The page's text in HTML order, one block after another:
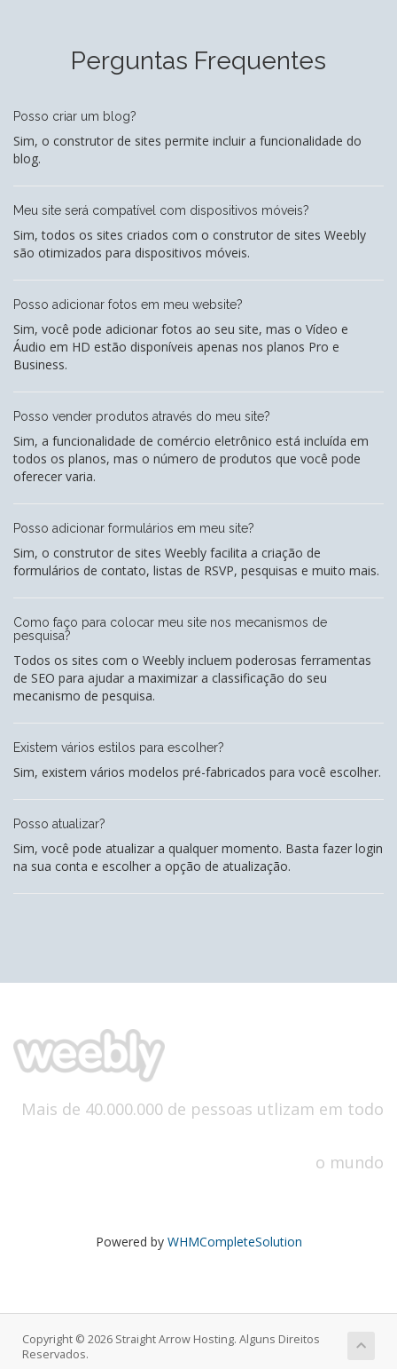
Perguntas Frequentes
Posso criar um blog?
Sim, o construtor de sites permite incluir a funcionalidade do
blog.
Meu site será compatível com dispositivos móveis?
Sim, todos os sites criados com o construtor de sites Weebly
são otimizados para dispositivos móveis.
Posso adicionar fotos em meu website?
Sim, você pode adicionar fotos ao seu site, mas o Vídeo e
Áudio em HD estão disponíveis apenas nos planos Pro e
Business.
Posso vender produtos através do meu site?
Sim, a funcionalidade de comércio eletrônico está incluída em
todos os planos, mas o número de produtos que você pode
oferecer varia.
Posso adicionar formulários em meu site?
Sim, o construtor de sites Weebly facilita a criação de
formulários de contato, listas de RSVP, pesquisas e muito mais.
Como faço para colocar meu site nos mecanismos de
pesquisa?
Todos os sites com o Weebly incluem poderosas ferramentas
de SEO para ajudar a maximizar a classificação do seu
mecanismo de pesquisa.
Existem vários estilos para escolher?
Sim, existem vários modelos pré-fabricados para você escolher.
Posso atualizar?
Sim, você pode atualizar a qualquer momento. Basta fazer login
na sua conta e escolher a opção de atualização.
Mais de 40.000.000 de pessoas utlizam em todo
o mundo
Powered by WHMCompleteSolution
Copyright © 2026 Straight Arrow Hosting. Alguns Direitos
Reservados.